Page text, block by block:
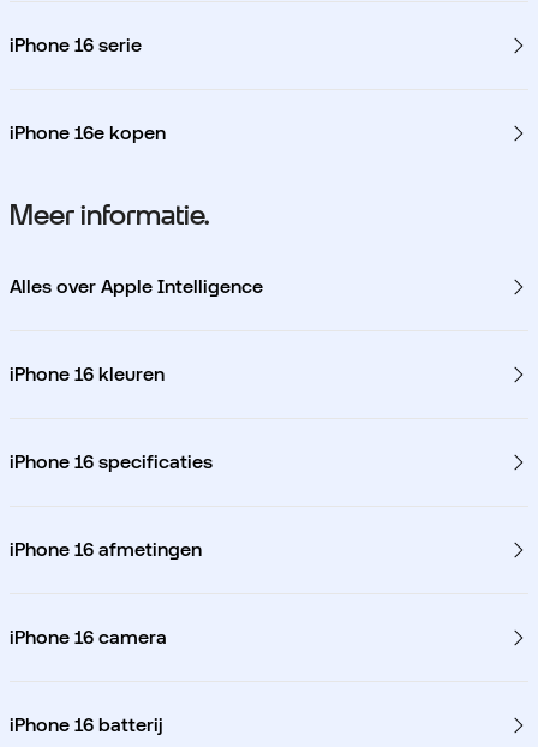
iPhone 16 serie
iPhone 16e kopen
Meer informatie.
Alles over Apple Intelligence
iPhone 16 kleuren
iPhone 16 specificaties
iPhone 16 afmetingen
iPhone 16 camera
iPhone 16 batterij